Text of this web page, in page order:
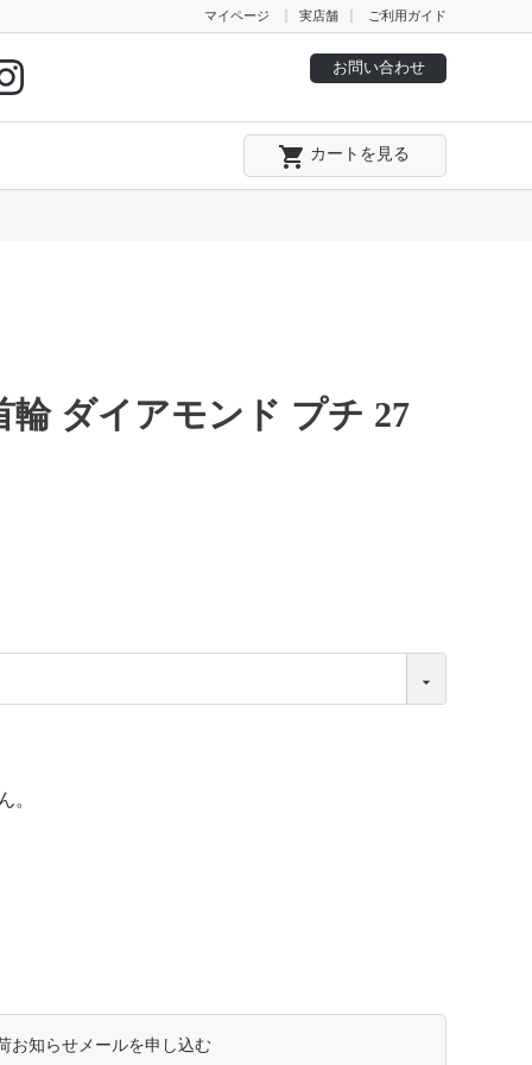
マイページ 実店舗 ご利用ガイド
お問い合わせ
local_grocery_store カートを見る
輪 ダイアモンド プチ 27
。
お知らせメールを申し込む